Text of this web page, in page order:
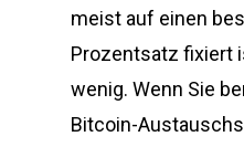
meist auf einen
Prozentsatz fixiert
wenig. Wenn Sie
Bitcoin-